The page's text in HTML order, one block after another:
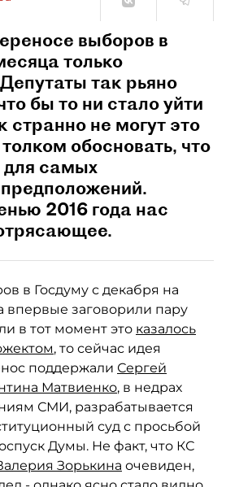
выборов в
только
так рьяно
бы то ни стало уйти
странно не могут это
обосновать, что
для самых
2016 года нас
в Госдуму с декабря на
впервые заговорили пару
в тот момент это казалось
, то сейчас идея
поддержали Сергей
Матвиенко, в недрах
СМИ, разрабатывается
суд с просьбой
Думы. Не факт, что КС
Зорькина очевиден,